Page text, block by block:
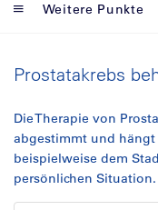
Weitere Punkte
Prostatakrebs
Die Therapie von
abgestimmt und hängt
beispielweise dem
persönlichen Situation.